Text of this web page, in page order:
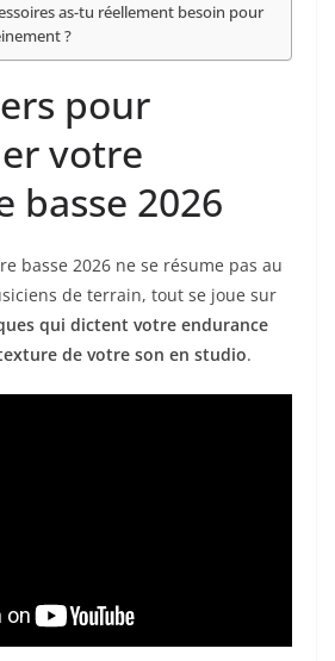
as-tu réellement besoin pour
?
pour
votre
basse 2026
basse 2026 ne se résume pas au
de terrain, tout se joue sur
qui dictent votre endurance
de votre son en studio.